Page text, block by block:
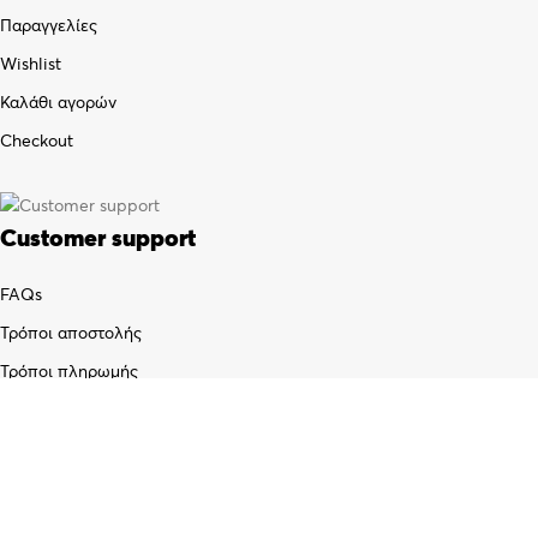
Παραγγελίες
Wishlist
Καλάθι αγορών
Checkout
Customer support
FAQs
Τρόποι αποστολής
Τρόποι πληρωμής